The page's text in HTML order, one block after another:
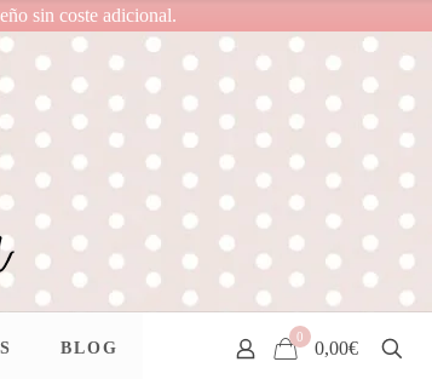
sin coste adicional.
BLOG
0
0,00€